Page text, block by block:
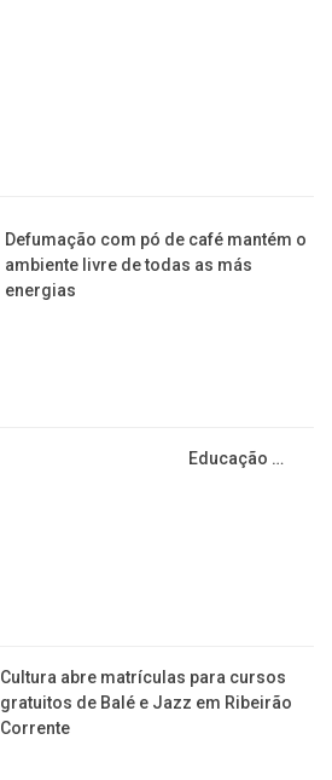
Defumação com pó de café mantém o
ambiente livre de todas as más
energias
Educação …
​Cultura abre matrículas para cursos
gratuitos de Balé e Jazz em Ribeirão
Corrente